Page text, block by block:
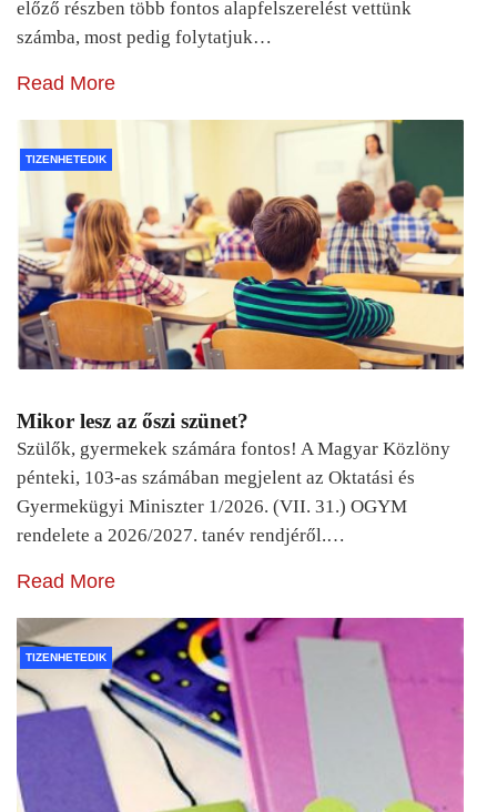
előző részben több fontos alapfelszerelést vettünk
számba, most pedig folytatjuk…
Read More
TIZENHETEDIK
Mikor lesz az őszi szünet?
Szülők, gyermekek számára fontos! A Magyar Közlöny
pénteki, 103-as számában megjelent az Oktatási és
Gyermekügyi Miniszter 1/2026. (VII. 31.) OGYM
rendelete a 2026/2027. tanév rendjéről.…
Read More
TIZENHETEDIK